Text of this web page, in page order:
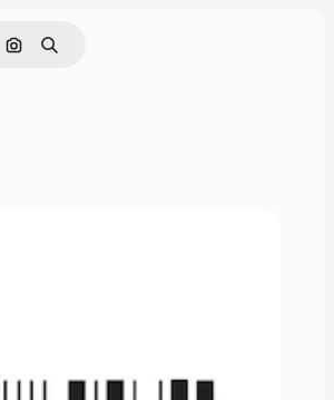
Поиск по изображению
Поиск